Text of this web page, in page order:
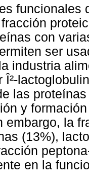
funcionales
con
ser
industria
Î²-
las
y
embargo, la
(13%),
en la